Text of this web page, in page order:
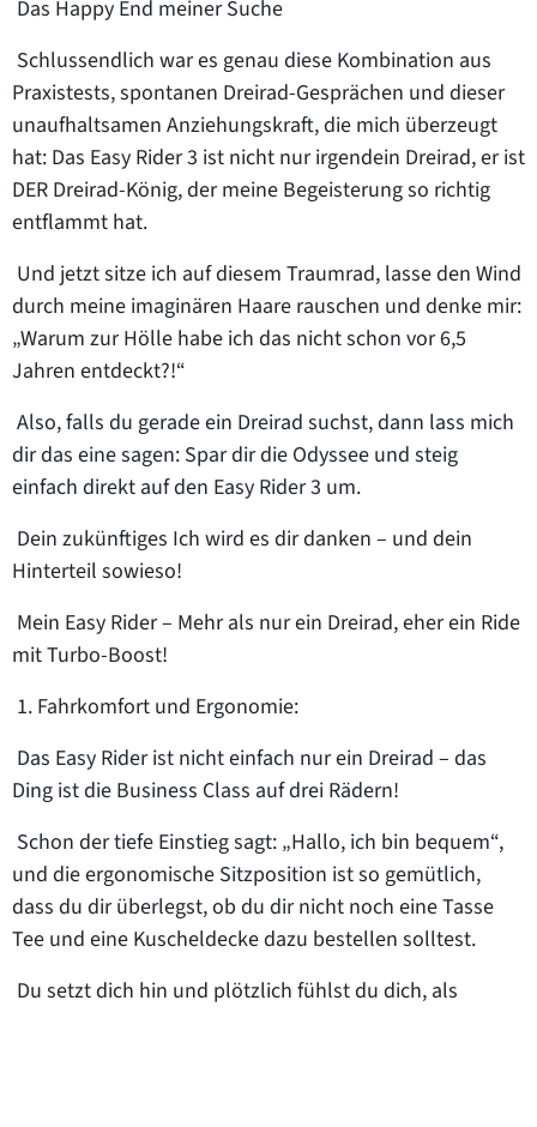
Das Happy End meiner Suche
Schlussendlich war es genau diese Kombination aus
Praxistests, spontanen Dreirad-Gesprächen und dieser
unaufhaltsamen Anziehungskraft, die mich überzeugt
hat: Das Easy Rider 3 ist nicht nur irgendein Dreirad, er ist
DER Dreirad-König, der meine Begeisterung so richtig
entflammt hat.
Und jetzt sitze ich auf diesem Traumrad, lasse den Wind
durch meine imaginären Haare rauschen und denke mir:
„Warum zur Hölle habe ich das nicht schon vor 6,5
Jahren entdeckt?!“
Also, falls du gerade ein Dreirad suchst, dann lass mich
dir das eine sagen: Spar dir die Odyssee und steig
einfach direkt auf den Easy Rider 3 um.
Dein zukünftiges Ich wird es dir danken – und dein
Hinterteil sowieso!
Mein Easy Rider – Mehr als nur ein Dreirad, eher ein Ride
mit Turbo-Boost!
1. Fahrkomfort und Ergonomie:
Das Easy Rider ist nicht einfach nur ein Dreirad – das
Ding ist die Business Class auf drei Rädern!
Schon der tiefe Einstieg sagt: „Hallo, ich bin bequem“,
und die ergonomische Sitzposition ist so gemütlich,
dass du dir überlegst, ob du dir nicht noch eine Tasse
Tee und eine Kuscheldecke dazu bestellen solltest.
Du setzt dich hin und plötzlich fühlst du dich, als